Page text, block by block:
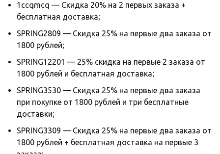
1ccqmcq — Скидка 20% на 2 первых заказа +
бесплатная доставка;
SPRING2809 — Скидка 25% на первые два заказа от
1800 рублей;
SPRING12201 — 25% скидка на первые 2 заказа от
1800 рублей и бесплатная доставка;
SPRING3530 — Скидка 25% на первые два заказа
при покупке от 1800 рублей и три бесплатные
доставки;
SPRING3309 — Скидка 25% на первые два заказа от
1800 рублей + бесплатная доставка на первые 3